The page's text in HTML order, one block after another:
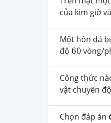
của kim giờ
Một hòn đá
độ 60
60 vòng/
Công thức
vật chuyển
Chọn đáp án